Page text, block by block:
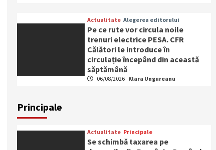
Actualitate Alegerea editorului
Pe ce rute vor circula noile
trenuri electrice PESA. CFR
Călători le introduce în
circulație începând din această
săptămână
06/08/2026 Klara Ungureanu
Principale
Actualitate Principale
Se schimbă taxarea pe